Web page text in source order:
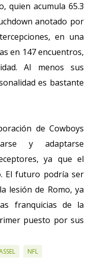
quien acumula 65.3
anotado por
en una
en 147 encuentros,
Al menos sus
es bastante
de Cowboys
y adaptarse
ya que el
El futuro podría ser
lesión de Romo, ya
franquicias de la
puesto por sus
NFL